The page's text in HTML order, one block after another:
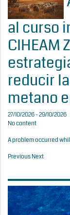
al curso
CIHEAM
reducir
metano
27/10/2026 - 29/10/2026
No content
A problem occurred
PreviousNext